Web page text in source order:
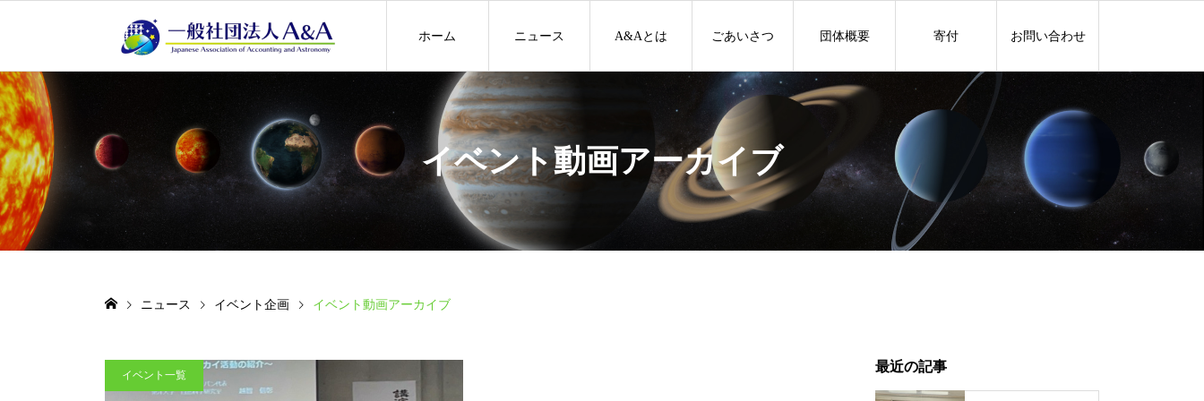
ホーム ニュース A&Aとは ごあいさつ 団体概要 寄付 お問い合わせ
イベント動画アーカイブ
ニュース イベント企画 イベント動画アーカイブ
イベント一覧
最近の記事